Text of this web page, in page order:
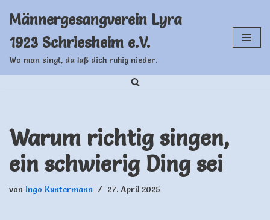
Inhalt
springen
Männergesangverein Lyra
1923 Schriesheim e.V.
Wo man singt, da laß dich ruhig nieder.
Warum richtig singen,
ein schwierig Ding sei
von Ingo Kuntermann 27. April 2025